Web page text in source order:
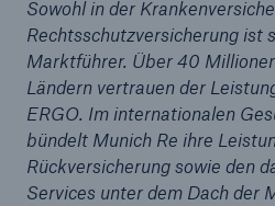
Sowohl in der
Rechtsschutzversicherung ist
Marktführer. Über 40
Ländern vertrauen der
ERGO. Im internationalen
bündelt Munich Re ihre
Rückversicherung sowie den
Services unter dem Dach der